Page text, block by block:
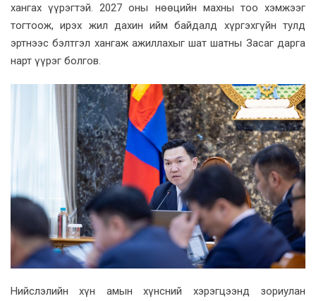
хангах үүрэгтэй. 2027 оны нөөцийн махны тоо хэмжээг
тогтоож, ирэх жил дахин ийм байдалд хүргэхгүйн тулд
эртнээс бэлтгэл хангаж ажиллахыг шат шатны Засаг дарга
нарт үүрэг болгов.
Нийслэлийн хүн амын хүнсний хэрэгцээнд зориулан